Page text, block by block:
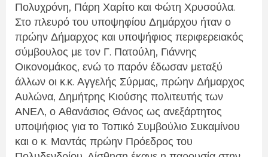
Πολυχρόνη, Πάρη Χαρίτο και Φώτη Χρυσούλα.
Στο πλευρό του υποψηφίου Δημάρχου ήταν ο
πρώην Δήμαρχος και υποψήφιος περιφερειακός
σύμβουλος με τον Γ. Πατούλη, Γιάννης
Οικονομάκος, ενώ το παρόν έδωσαν μεταξύ
άλλων οι κ.κ. Αγγελής Σύρμας, πρώην Δήμαρχος
Αυλώνα, Δημήτρης Κιούσης πολιτευτής των
ΑΝΕΛ, ο Αθανάσιος Θάνος ως ανεξάρτητος
υποψήφιος για το Τοπικό Συμβούλιο Συκαμίνου
και ο κ. Μαντάς πρώην Πρόεδρος του